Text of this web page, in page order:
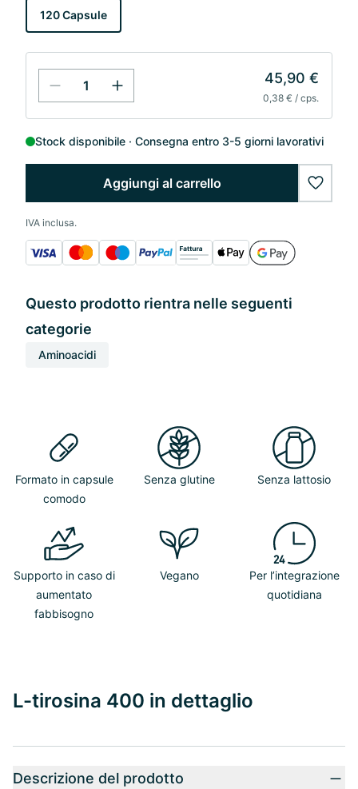
120 Capsule
45,90 €
0,38 € / cps.
Stock disponibile Consegna entro 3-5 giorni lavorativi
Aggiungi al carrello
IVA inclusa.
Questo prodotto rientra nelle seguenti
categorie
Aminoacidi
Formato in capsule
comodo
Senza glutine Senza lattosio
Supporto in caso di
aumentato
fabbisogno
Vegano
Per l’integrazione
quotidiana
L-tirosina 400 in dettaglio
Descrizione del prodotto